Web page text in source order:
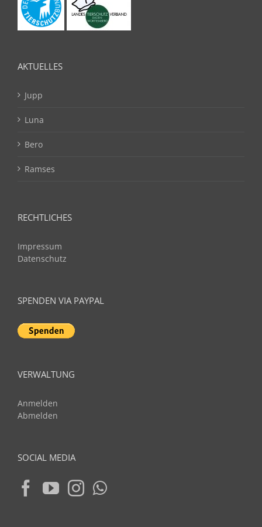
AKTUELLES
Jupp
Luna
Bero
Ramses
RECHTLICHES
Impressum
Datenschutz
SPENDEN VIA PAYPAL
VERWALTUNG
Anmelden
Abmelden
SOCIAL MEDIA